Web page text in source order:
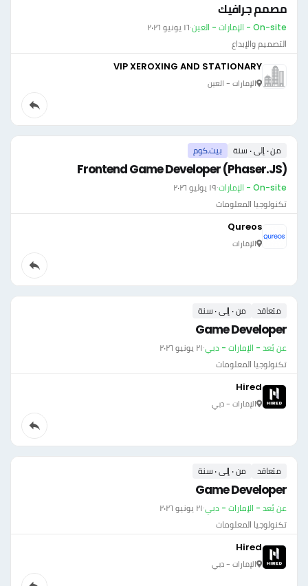
مصمم جرافيك
On-site - الإمارات - العين ·١٦ يونيو ٢٠٢٦
التصميم والإبداع
VIP XEROXING AND STATIONARY
الإمارات - العين
من ٠ إلى ٠ سنة بيت.كوم
Frontend Game Developer (Phaser.JS)
On-site - الإمارات ·١٩ يوليو ٢٠٢٦
تكنولوجيا المعلومات
Qureos
الإمارات
متعاقد من ٠ إلى ٠ سنة
Game Developer
عن بُعد - الإمارات - دبي·٢١ يونيو ٢٠٢٦
تكنولوجيا المعلومات
Hired
الإمارات - دبي
متعاقد من ٠ إلى ٠ سنة
Game Developer
عن بُعد - الإمارات - دبي·٢١ يونيو ٢٠٢٦
تكنولوجيا المعلومات
Hired
الإمارات - دبي